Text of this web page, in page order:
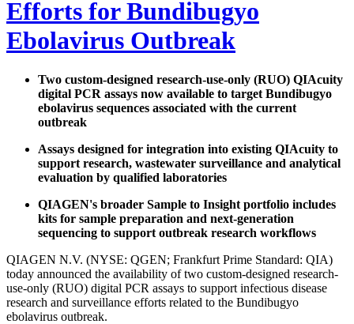
Efforts for Bundibugyo
Ebolavirus Outbreak
Two custom-designed research-use-only (RUO) QIAcuity
digital PCR assays now available to target Bundibugyo
ebolavirus sequences associated with the current
outbreak
Assays designed for integration into existing QIAcuity to
support research, wastewater surveillance and analytical
evaluation by qualified laboratories
QIAGEN's broader Sample to Insight portfolio includes
kits for sample preparation and next-generation
sequencing to support outbreak research workflows
QIAGEN N.V. (NYSE: QGEN; Frankfurt Prime Standard: QIA)
today announced the availability of two custom-designed research-
use-only (RUO) digital PCR assays to support infectious disease
research and surveillance efforts related to the Bundibugyo
ebolavirus outbreak.